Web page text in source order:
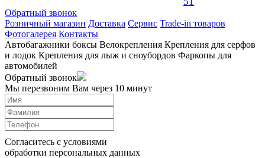
Обратный звонок
Розничный магазин Доставка Сервис Trade-in товаров
Фотогалерея Контакты
Автобагажники боксы Велокрепления Крепления для серфов
и лодок Крепления для лыж и сноубордов Фаркопы для
автомобилей
Обратный звонок
Мы перезвоним Вам через 10 минут
Согласитесь с условиями
обработки персональных данных